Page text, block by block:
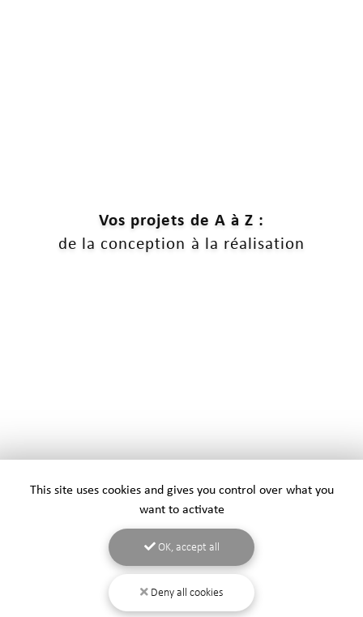
Vos projets de A à Z :
de la conception à la réalisation
This site uses cookies and gives you control over what you
want to activate
OK, accept all
Deny all cookies